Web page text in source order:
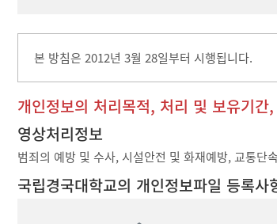
본 방침은 2012년 3월 28일부터 시행됩니다.
개인정보의 처리목적, 처리 및 보유기
영상처리정보
범죄의 예방 및 수사, 시설안전 및 화재예방, 교통단
국립경국대학교의 개인정보파일 등록사